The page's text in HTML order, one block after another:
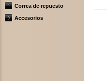
Correa de repuesto
Accesorios